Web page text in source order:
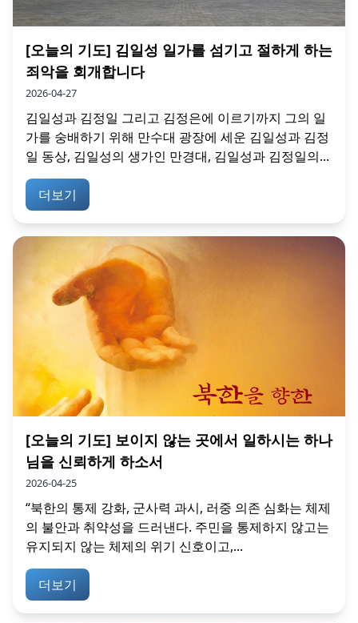
[오늘의 기도] 김일성 일가를 섬기고 절하게 하는
죄악을 회개합니다
2026-04-27
김일성과 김정일 그리고 김정은에 이르기까지 그의 일
가를 숭배하기 위해 만수대 광장에 세운 김일성과 김정
일 동상, 김일성의 생가인 만경대, 김일성과 김정일의...
더보기
[오늘의 기도] 보이지 않는 곳에서 일하시는 하나
님을 신뢰하게 하소서
2026-04-25
“북한의 통제 강화, 군사력 과시, 러중 의존 심화는 체제
의 불안과 취약성을 드러낸다. 주민을 통제하지 않고는
유지되지 않는 체제의 위기 신호이고,...
더보기